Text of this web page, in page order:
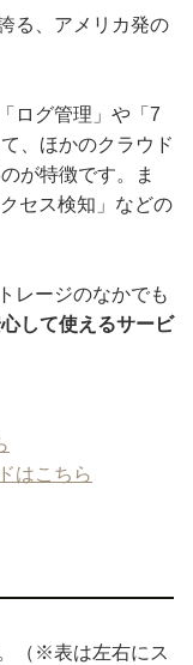
る、アメリカ発の
ログ管理」や「7
、ほかのクラウド
が特徴です。ま
セス検知」などの
レージのなかでも
して使えるサービ
はこちら
（※表は左右にス